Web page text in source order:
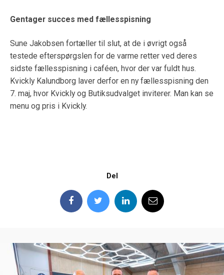
Gentager succes med fællesspisning
Sune Jakobsen fortæller til slut, at de i øvrigt også
testede efterspørgslen for de varme retter ved deres
sidste fællesspisning i caféen, hvor der var fuldt hus.
Kvickly Kalundborg laver derfor en ny fællesspisning den
7. maj, hvor Kvickly og Butiksudvalget inviterer. Man kan se
menu og pris i Kvickly.
Del